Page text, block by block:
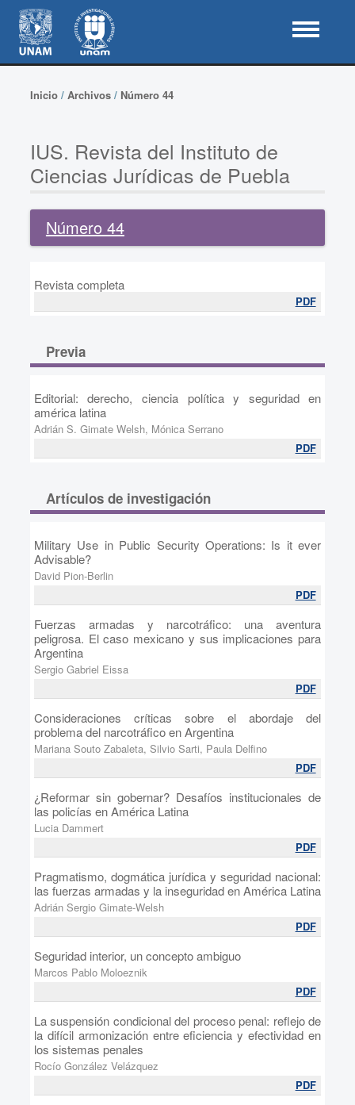
Inicio/ Archivos/ Número 44
IUS. Revista del Instituto de
Ciencias Jurídicas de Puebla
Número 44
Revista completa
PDF
Previa
Editorial: derecho, ciencia política y seguridad en
américa latina
Adrián S. Gimate Welsh, Mónica Serrano
PDF
Artículos de investigación
Military Use in Public Security Operations: Is it ever
Advisable?
David Pion-Berlin
PDF
Fuerzas armadas y narcotráfico: una aventura
peligrosa. El caso mexicano y sus implicaciones para
Argentina
Sergio Gabriel Eissa
PDF
Consideraciones críticas sobre el abordaje del
problema del narcotráfico en Argentina
Mariana Souto Zabaleta, Silvio Sarti, Paula Delfino
PDF
¿Reformar sin gobernar? Desafíos institucionales de
las policías en América Latina
Lucia Dammert
PDF
Pragmatismo, dogmática jurídica y seguridad nacional:
las fuerzas armadas y la inseguridad en América Latina
Adrián Sergio Gimate-Welsh
PDF
Seguridad interior, un concepto ambiguo
Marcos Pablo Moloeznik
PDF
La suspensión condicional del proceso penal: reflejo de
la difícil armonización entre eficiencia y efectividad en
los sistemas penales
Rocío González Velázquez
PDF